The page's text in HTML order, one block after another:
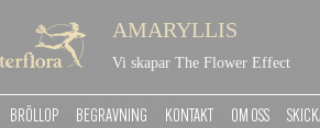
AMARYLLIS
Vi skapar The Flower Effect
BRÖLLOP BEGRAVNING KONTAKT OM OSS